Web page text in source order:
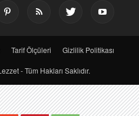
Tarif Ölçüleri Gizlilik Politikası
- Tüm Hakları Saklıdır.